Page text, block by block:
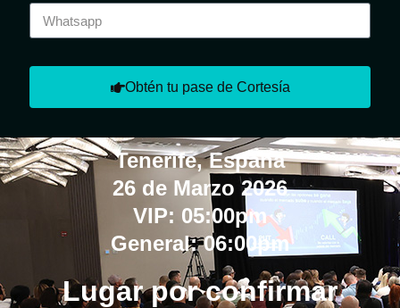
Obtén tu pase de Cortesía
Tenerife, España
26 de Marzo 2026
VIP: 05:00pm
General: 06:00pm
Lugar por confirmar